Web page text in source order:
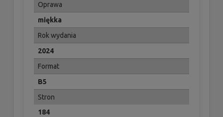
Oprawa
miękka
Rok wydania
2024
Format
B5
Stron
184